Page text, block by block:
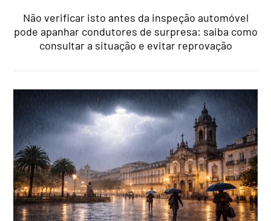
Não verificar isto antes da inspeção automóvel
pode apanhar condutores de surpresa: saiba como
consultar a situação e evitar reprovação